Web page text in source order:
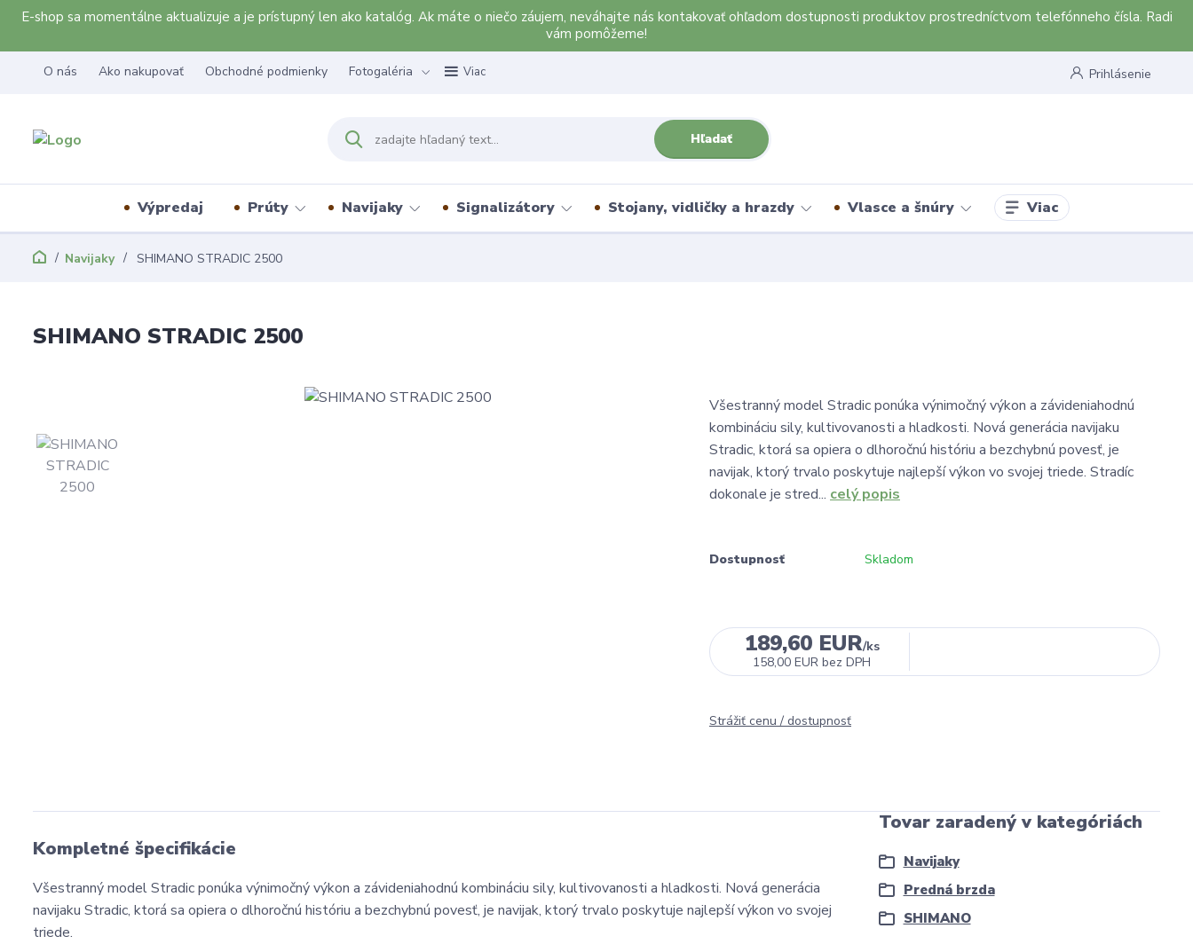
E-shop sa momentálne aktualizuje a je prístupný len ako katalóg. Ak máte o niečo záujem, neváhajte nás kontakovať ohľadom dostupnosti produktov prostredníctvom telefónneho čísla. Radi
vám pomôžeme!
O nás Ako nakupovať Obchodné podmienky Fotogaléria Viac Prihlásenie
Hľadať
Výpredaj Prúty Navijaky Signalizátory Stojany, vidličky a hrazdy Vlasce a šnúry Viac
Navijaky SHIMANO STRADIC 2500
SHIMANO STRADIC 2500
Všestranný model Stradic ponúka výnimočný výkon a závideniahodnú
kombináciu sily, kultivovanosti a hladkosti. Nová generácia navijaku
Stradic, ktorá sa opiera o dlhoročnú históriu a bezchybnú povesť, je
navijak, ktorý trvalo poskytuje najlepší výkon vo svojej triede. Stradíc
dokonale je stred... celý popis
Dostupnosť Skladom
189,60 EUR/ks
158,00 EUR bez DPH
Strážiť cenu / dostupnosť
Kompletné špecifikácie
Všestranný model Stradic ponúka výnimočný výkon a závideniahodnú kombináciu sily, kultivovanosti a hladkosti. Nová generácia
navijaku Stradic, ktorá sa opiera o dlhoročnú históriu a bezchybnú povesť, je navijak, ktorý trvalo poskytuje najlepší výkon vo svojej
triede.
Tovar zaradený v kategóriách
Navijaky
Predná brzda
SHIMANO